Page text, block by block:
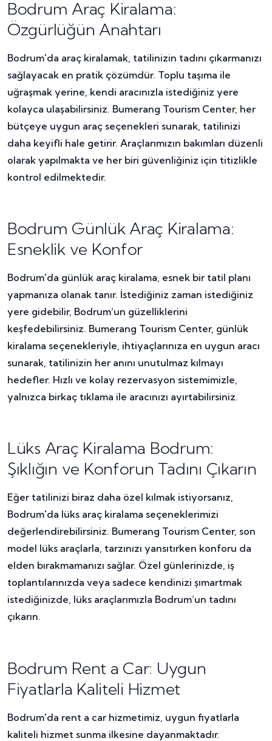
Bodrum Araç Kiralama:
Özgürlüğün Anahtarı
Bodrum'da araç kiralamak, tatilinizin tadını çıkarmanızı
sağlayacak en pratik çözümdür. Toplu taşıma ile
uğraşmak yerine, kendi aracınızla istediğiniz yere
kolayca ulaşabilirsiniz. Bumerang Tourism Center, her
bütçeye uygun araç seçenekleri sunarak, tatilinizi
daha keyifli hale getirir. Araçlarımızın bakımları düzenli
olarak yapılmakta ve her biri güvenliğiniz için titizlikle
kontrol edilmektedir.
Bodrum Günlük Araç Kiralama:
Esneklik ve Konfor
Bodrum'da günlük araç kiralama, esnek bir tatil planı
yapmanıza olanak tanır. İstediğiniz zaman istediğiniz
yere gidebilir, Bodrum’un güzelliklerini
keşfedebilirsiniz. Bumerang Tourism Center, günlük
kiralama seçenekleriyle, ihtiyaçlarınıza en uygun aracı
sunarak, tatilinizin her anını unutulmaz kılmayı
hedefler. Hızlı ve kolay rezervasyon sistemimizle,
yalnızca birkaç tıklama ile aracınızı ayırtabilirsiniz.
Lüks Araç Kiralama Bodrum:
Şıklığın ve Konforun Tadını Çıkarın
Eğer tatilinizi biraz daha özel kılmak istiyorsanız,
Bodrum'da lüks araç kiralama seçeneklerimizi
değerlendirebilirsiniz. Bumerang Tourism Center, son
model lüks araçlarla, tarzınızı yansıtırken konforu da
elden bırakmamanızı sağlar. Özel günlerinizde, iş
toplantılarınızda veya sadece kendinizi şımartmak
istediğinizde, lüks araçlarımızla Bodrum’un tadını
çıkarın.
Bodrum Rent a Car: Uygun
Fiyatlarla Kaliteli Hizmet
Bodrum'da rent a car hizmetimiz, uygun fiyatlarla
kaliteli hizmet sunma ilkesine dayanmaktadır.